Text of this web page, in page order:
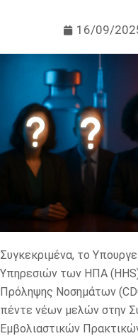
16/09/
Συγκεκριμένα, το
Υπηρεσιών των ΗΠΑ
Πρόληψης Νοσημάτων
πέντε νέων μελών στην
Εμβολιαστικών